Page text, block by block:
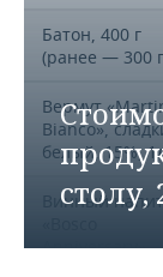
столу,
Батон, 400 г
(ранее — 300
Вермут
Bianco»,
белый, 15%,
Винный
Anniversary»,